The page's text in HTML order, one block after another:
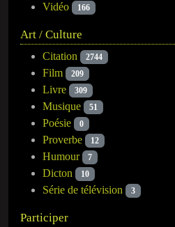
Vidéo 166
Art / Culture
Citation 2744
Film 209
Livre 309
Musique 51
Poésie 0
Proverbe 12
Humour 7
Dicton 10
Série de télévision 3
Participer